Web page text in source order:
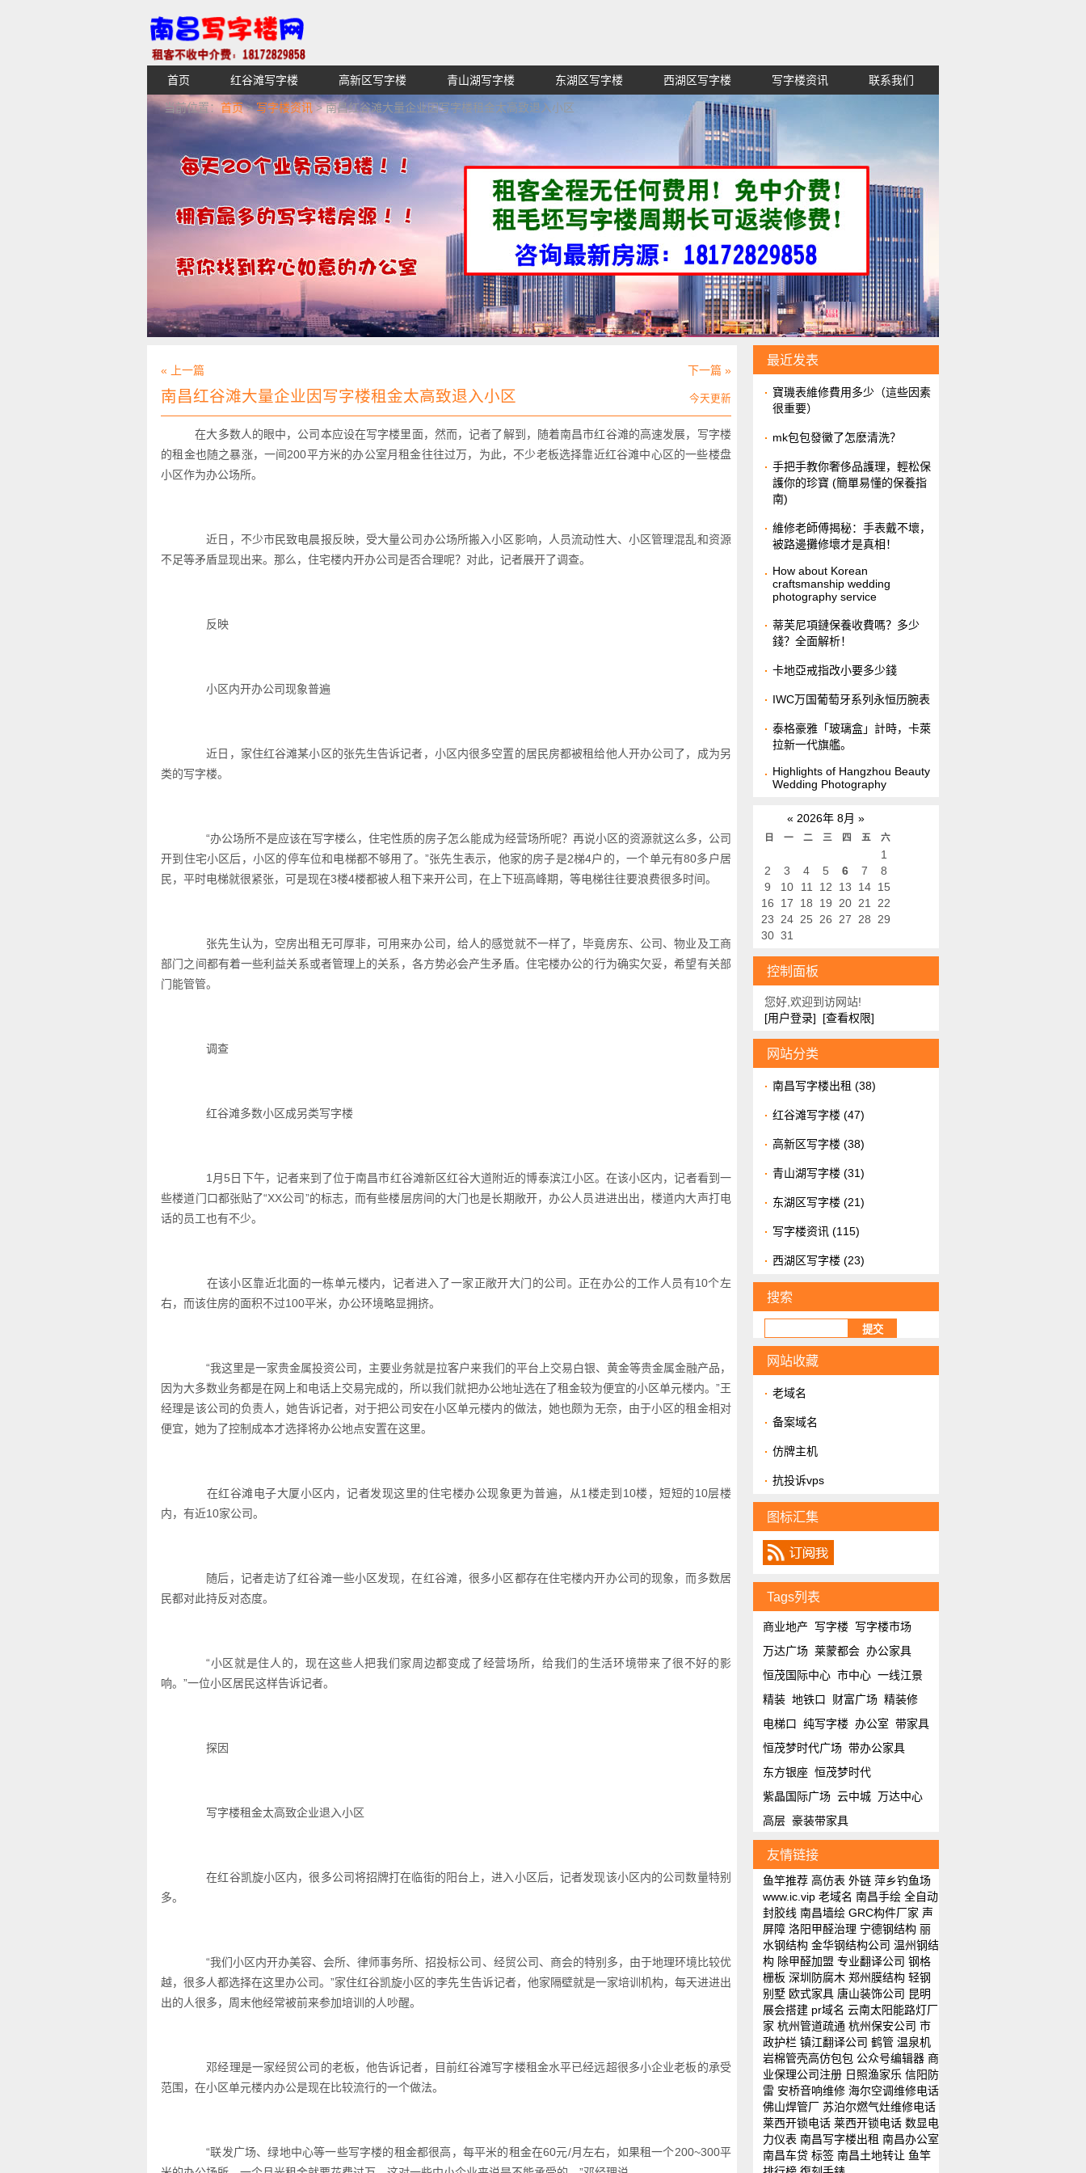
【不收中介费】南昌写字楼出租租赁招租出售,找高端高档高级超甲级办公室信息网,买纯价格租金便宜,高新区红谷滩西湖东湖青山
湖青云谱写字楼
首页 红谷滩写字楼 高新区写字楼 青山湖写字楼 东湖区写字楼 西湖区写字楼 写字楼资讯 联系我们
当前位置： 首页>写字楼资讯> 南昌红谷滩大量企业因写字楼租金太高致退入小区
« 上一篇 下一篇 »
今天更新
南昌红谷滩大量企业因写字楼租金太高致退入小区
在大多数人的眼中，公司本应设在写字楼里面，然而，记者了解到，随着南昌市红谷滩的高速发展，写字楼
的租金也随之暴涨，一间200平方米的办公室月租金往往过万，为此，不少老板选择靠近红谷滩中心区的一些楼盘
小区作为办公场所。
近日，不少市民致电晨报反映，受大量公司办公场所搬入小区影响，人员流动性大、小区管理混乱和资源
不足等矛盾显现出来。那么，住宅楼内开办公司是否合理呢？对此，记者展开了调查。
反映
小区内开办公司现象普遍
近日，家住红谷滩某小区的张先生告诉记者，小区内很多空置的居民房都被租给他人开办公司了，成为另
类的写字楼。
“办公场所不是应该在写字楼么，住宅性质的房子怎么能成为经营场所呢？再说小区的资源就这么多，公司
开到住宅小区后，小区的停车位和电梯都不够用了。”张先生表示，他家的房子是2梯4户的，一个单元有80多户居
民，平时电梯就很紧张，可是现在3楼4楼都被人租下来开公司，在上下班高峰期，等电梯往往要浪费很多时间。
张先生认为，空房出租无可厚非，可用来办公司，给人的感觉就不一样了，毕竟房东、公司、物业及工商
部门之间都有着一些利益关系或者管理上的关系，各方势必会产生矛盾。住宅楼办公的行为确实欠妥，希望有关部
门能管管。
调查
红谷滩多数小区成另类写字楼
1月5日下午，记者来到了位于南昌市红谷滩新区红谷大道附近的博泰滨江小区。在该小区内，记者看到一
些楼道门口都张贴了“XX公司”的标志，而有些楼层房间的大门也是长期敞开，办公人员进进出出，楼道内大声打电
话的员工也有不少。
在该小区靠近北面的一栋单元楼内，记者进入了一家正敞开大门的公司。正在办公的工作人员有10个左
右，而该住房的面积不过100平米，办公环境略显拥挤。
“我这里是一家贵金属投资公司，主要业务就是拉客户来我们的平台上交易白银、黄金等贵金属金融产品，
因为大多数业务都是在网上和电话上交易完成的，所以我们就把办公地址选在了租金较为便宜的小区单元楼内。”王
经理是该公司的负责人，她告诉记者，对于把公司安在小区单元楼内的做法，她也颇为无奈，由于小区的租金相对
便宜，她为了控制成本才选择将办公地点安置在这里。
在红谷滩电子大厦小区内，记者发现这里的住宅楼办公现象更为普遍，从1楼走到10楼，短短的10层楼
内，有近10家公司。
随后，记者走访了红谷滩一些小区发现，在红谷滩，很多小区都存在住宅楼内开办公司的现象，而多数居
民都对此持反对态度。
“小区就是住人的，现在这些人把我们家周边都变成了经营场所，给我们的生活环境带来了很不好的影
响。”一位小区居民这样告诉记者。
探因
写字楼租金太高致企业退入小区
在红谷凯旋小区内，很多公司将招牌打在临街的阳台上，进入小区后，记者发现该小区内的公司数量特别
多。
“我们小区内开办美容、会所、律师事务所、招投标公司、经贸公司、商会的特别多，由于地理环境比较优
越，很多人都选择在这里办公司。”家住红谷凯旋小区的李先生告诉记者，他家隔壁就是一家培训机构，每天进进出
出的人很多，周末他经常被前来参加培训的人吵醒。
邓经理是一家经贸公司的老板，他告诉记者，目前红谷滩写字楼租金水平已经远超很多小企业老板的承受
范围，在小区单元楼内办公是现在比较流行的一个做法。
“联发广场、绿地中心等一些写字楼的租金都很高，每平米的租金在60元/月左右，如果租一个200~300平
最近发表
​寶璣表維修費用多少（這些因素
很重要）
​mk包包發黴了怎麽清洗？
​手把手教你奢侈品護理，輕松保
護你的珍寶 (簡單易懂的保養指
南)
維修老師傅揭秘：手表戴不壞，
被路邊攤修壞才是真相！
How about Korean
craftsmanship wedding
photography service
​蒂芙尼項鏈保養收費嗎？多少
錢？全面解析！
​卡地亞戒指改小要多少錢
IWC万国葡萄牙系列永恒历腕表
泰格豪雅「玻璃盒」計時，卡萊
拉新一代旗艦。
Highlights of Hangzhou Beauty
Wedding Photography
« 2026年 8月 »
日 一 二 三 四 五 六
1
2
3 4 5 6 7
8
9
10 11 12 13 14 15
16
17 18 19 20 21
22
23
24 25 26 27 28
29
30 31
控制面板
您好,欢迎到访网站!
[用户登录]
[查看权限]
网站分类
南昌写字楼出租 (38)
红谷滩写字楼 (47)
高新区写字楼 (38)
青山湖写字楼 (31)
东湖区写字楼 (21)
写字楼资讯 (115)
西湖区写字楼 (23)
搜索
网站收藏
老域名
备案域名
仿牌主机
抗投诉vps
图标汇集
Tags列表
商业地产 写字楼 写字楼市场
万达广场 莱蒙都会 办公家具
恒茂国际中心 市中心 一线江景
精装 地铁口 财富广场 精装修
电梯口 纯写字楼 办公室 带家具
恒茂梦时代广场 带办公家具
东方银座 恒茂梦时代
紫晶国际广场 云中城 万达中心
高层 豪装带家具
友情链接
鱼竿推荐 高仿表 外链 萍乡钓鱼场
www.ic.vip 老域名 南昌手绘 全自动
封胶线 南昌墙绘 GRC构件厂家 声
屏障 洛阳甲醛治理 宁德钢结构 丽
水钢结构 金华钢结构公司 温州钢结
构 除甲醛加盟 专业翻译公司 钢格
栅板 深圳防腐木 郑州膜结构 轻钢
别墅 欧式家具 唐山装饰公司 昆明
展会搭建 pr域名 云南太阳能路灯厂
家 杭州管道疏通 杭州保安公司 市
政护栏 镇江翻译公司 鹤管 温泉机
岩棉管壳高仿包包 公众号编辑器 商
业保理公司注册 日照渔家乐 信阳防
雷 安桥音响维修 海尔空调维修电话
佛山焊管厂 苏泊尔燃气灶维修电话
莱西开锁电话 莱西开锁电话 数显电
力仪表 南昌写字楼出租 南昌办公室
南昌车贷 标签 南昌土地转让 鱼竿